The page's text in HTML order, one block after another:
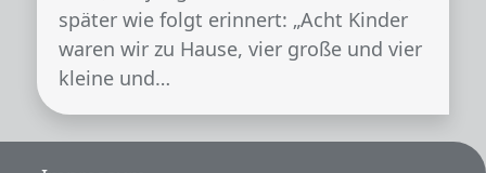
später wie folgt erinnert: „Acht Kinder
waren wir zu Hause, vier große und vier
kleine und…